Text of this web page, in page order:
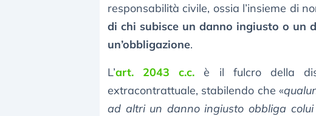
responsabilità civile, ossia l’insieme di
di chi subisce un danno ingiusto o un
un’obbligazione.
L’art. 2043 c.c. è il fulcro della
extracontrattuale, stabilendo che «
ad altri un danno ingiusto obbliga